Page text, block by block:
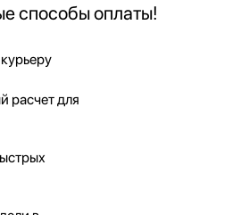
способы оплаты!
расчет для